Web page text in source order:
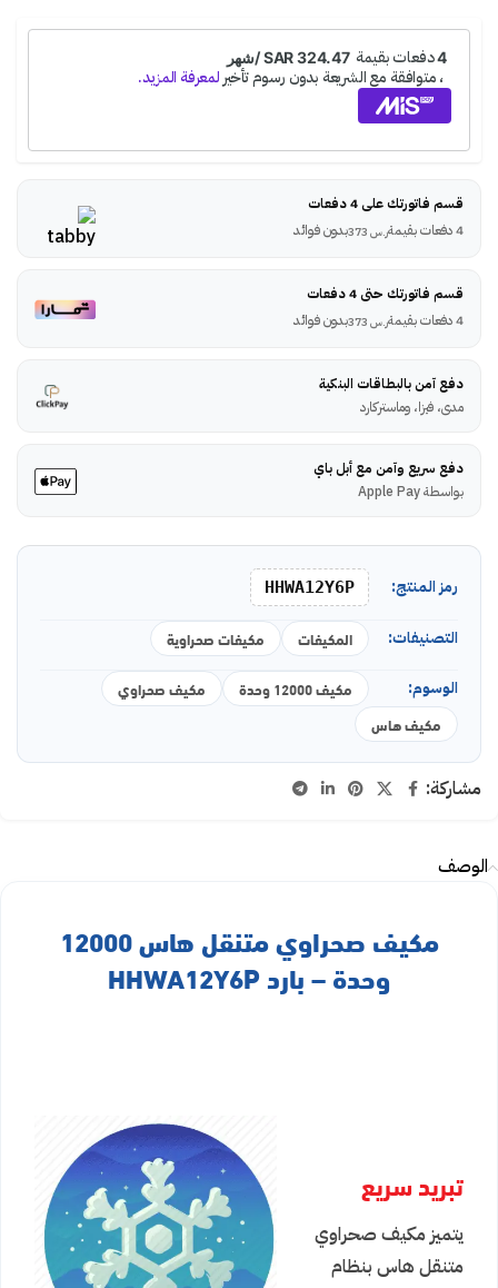
قسم فاتورتك على 4 دفعات
4 دفعات بقيمة
ر.س بدون فوائد
قسم فاتورتك حتى 4 دفعات
4 دفعات بقيمة
ر.س بدون فوائد
دفع آمن بالبطاقات البنكية
مدى، فيزا، وماستركارد
دفع سريع وآمن مع أبل باي
بواسطة Apple Pay
رمز المنتج: HHWA12Y6P
التصنيفات: المكيفات مكيفات صحراوية
الوسوم: مكيف 12000 وحدة
مكيف صحراوي
مكيف هاس
مشاركة:
الوصف
مكيف صحراوي متنقل هاس 12000
وحدة – بارد HHWA12Y6P
تبريد سريع
يتميز مكيف صحراوي
متنقل هاس بنظام